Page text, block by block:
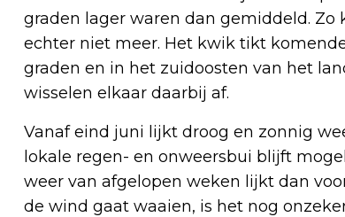
graden lager waren dan gemiddeld.
echter niet meer. Het kwik tikt
graden en in het zuidoosten van het
wisselen elkaar daarbij af.
Vanaf eind juni lijkt droog en zonnig
lokale regen- en onweersbui blijft
weer van afgelopen weken lijkt dan
de wind gaat waaien, is het nog